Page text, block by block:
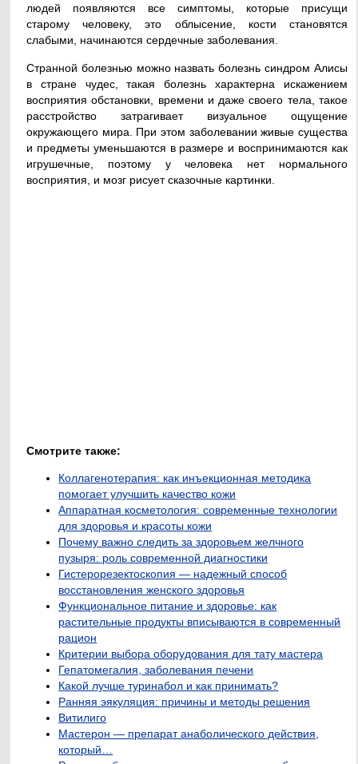
людей появляются все симптомы, которые присущи
старому человеку, это облысение, кости становятся
слабыми, начинаются сердечные заболевания.
Странной болезнью можно назвать болезнь синдром Алисы
в стране чудес, такая болезнь характерна искажением
восприятия обстановки, времени и даже своего тела, такое
расстройство затрагивает визуальное ощущение
окружающего мира. При этом заболевании живые существа
и предметы уменьшаются в размере и воспринимаются как
игрушечные, поэтому у человека нет нормального
восприятия, и мозг рисует сказочные картинки.
Смотрите также:
Коллагенотерапия: как инъекционная методика
помогает улучшить качество кожи
Аппаратная косметология: современные технологии
для здоровья и красоты кожи
Почему важно следить за здоровьем желчного
пузыря: роль современной диагностики
Гистерорезектоскопия — надежный способ
восстановления женского здоровья
Функциональное питание и здоровье: как
растительные продукты вписываются в современный
рацион
Критерии выбора оборудования для тату мастера
Гепатомегалия, заболевания печени
Какой лучше туринабол и как принимать?
Ранняя эякуляция: причины и методы решения
Витилиго
Мастерон — препарат анаболического действия,
который…